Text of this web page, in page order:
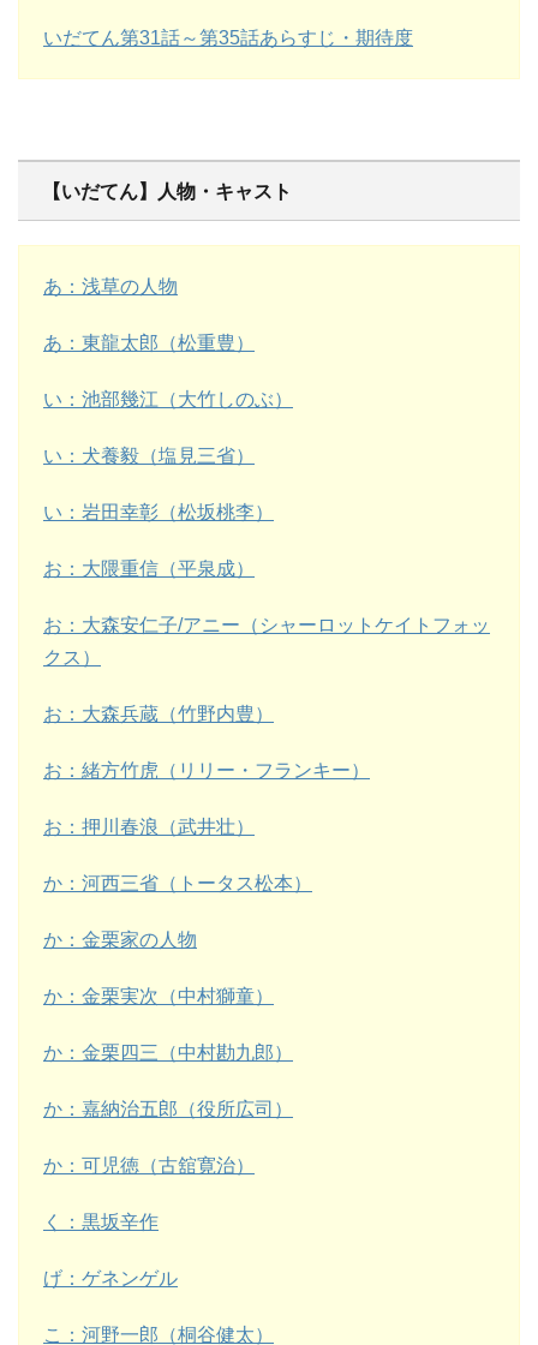
いだてん第31話～第35話あらすじ・期待度
【いだてん】人物・キャスト
あ：浅草の人物
あ：東龍太郎（松重豊）
い：池部幾江（大竹しのぶ）
い：犬養毅（塩見三省）
い：岩田幸彰（松坂桃李）
お：大隈重信（平泉成）
お：大森安仁子/アニー（シャーロットケイトフォッ
クス）
お：大森兵蔵（竹野内豊）
お：緒方竹虎（リリー・フランキー）
お：押川春浪（武井壮）
か：河西三省（トータス松本）
か：金栗家の人物
か：金栗実次（中村獅童）
か：金栗四三（中村勘九郎）
か：嘉納治五郎（役所広司）
か：可児徳（古舘寛治）
く：黒坂辛作
げ：ゲネンゲル
こ：河野一郎（桐谷健太）